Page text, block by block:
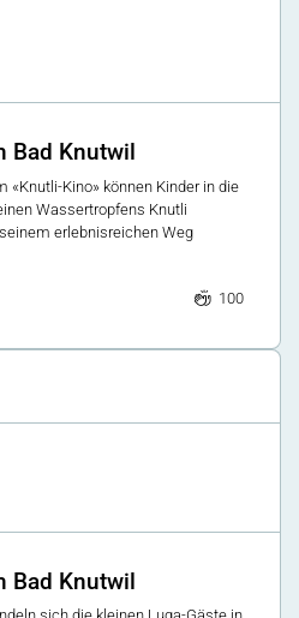
Bad Knutwil
«Knutli-Kino» können Kinder in die
Wassertropfens Knutli
erlebnisreichen Weg
100
Bad Knutwil